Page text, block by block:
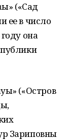
(«Сад
ее в число
она
(«Остров
Зариповны